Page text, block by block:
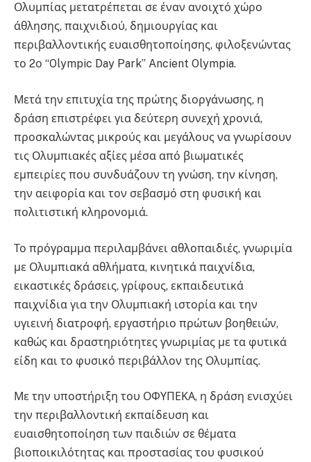
Ολυμπίας μετατρέπεται σε έναν ανοιχτό χώρο
άθλησης, παιχνιδιού, δημιουργίας και
περιβαλλοντικής ευαισθητοποίησης, φιλοξενώντας
το 2ο “Olympic Day Park” Ancient Olympia.
Μετά την επιτυχία της πρώτης διοργάνωσης, η
δράση επιστρέφει για δεύτερη συνεχή χρονιά,
προσκαλώντας μικρούς και μεγάλους να γνωρίσουν
τις Ολυμπιακές αξίες μέσα από βιωματικές
εμπειρίες που συνδυάζουν τη γνώση, την κίνηση,
την αειφορία και τον σεβασμό στη φυσική και
πολιτιστική κληρονομιά.
Το πρόγραμμα περιλαμβάνει αθλοπαιδιές, γνωριμία
με Ολυμπιακά αθλήματα, κινητικά παιχνίδια,
εικαστικές δράσεις, γρίφους, εκπαιδευτικά
παιχνίδια για την Ολυμπιακή ιστορία και την
υγιεινή διατροφή, εργαστήριο πρώτων βοηθειών,
καθώς και δραστηριότητες γνωριμίας με τα φυτικά
είδη και το φυσικό περιβάλλον της Ολυμπίας.
Με την υποστήριξη του ΟΦΥΠΕΚΑ, η δράση ενισχύει
την περιβαλλοντική εκπαίδευση και
ευαισθητοποίηση των παιδιών σε θέματα
βιοποικιλότητας και προστασίας του φυσικού